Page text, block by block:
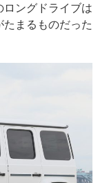
ロングドライブは
まるものだった